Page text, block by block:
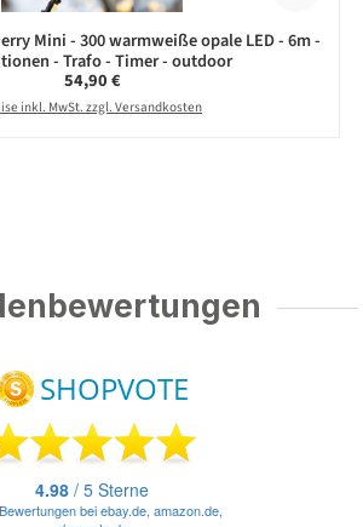
Mini - 300 warmweiße opale LED - 6m -
- Trafo - Timer - outdoor
Regulärer Preis:
54,90 €
inkl. MwSt. zzgl. Versandkosten